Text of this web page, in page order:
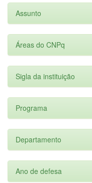
Assunto
Áreas do CNPq
Sigla da instituição
Programa
Departamento
Ano de defesa